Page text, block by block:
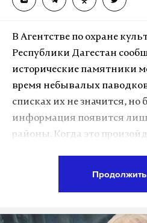
В Агентстве по охране
Республики Дагестан
исторические памятники
время небывалых
списках их не значится, но
информация появится
районы. Когда это
— Загидат
Продолжить